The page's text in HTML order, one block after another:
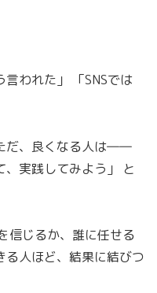
言われた」 「SNSでは
だ、良くなる人は――
、実践してみよう」 と
信じるか、誰に任せる
人ほど、結果に結びつ